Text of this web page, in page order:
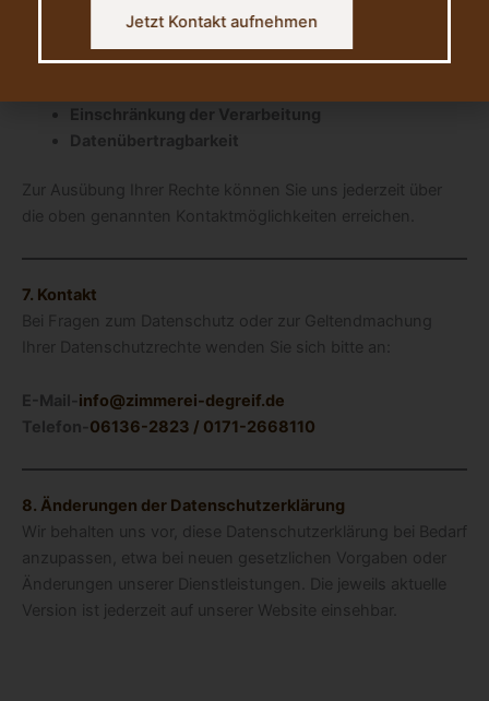
Aufbewahrungspflichten bestehen
Einschränkung der Verarbeitung
Datenübertragbarkeit
Zur Ausübung Ihrer Rechte können Sie uns jederzeit über
die oben genannten Kontaktmöglichkeiten erreichen.
7. Kontakt
Bei Fragen zum Datenschutz oder zur Geltendmachung
Ihrer Datenschutzrechte wenden Sie sich bitte an:
E-Mail-info@zimmerei-degreif.de
Telefon-06136-2823 / 0171-2668110
8. Änderungen der Datenschutzerklärung
Wir behalten uns vor, diese Datenschutzerklärung bei Bedarf
anzupassen, etwa bei neuen gesetzlichen Vorgaben oder
Änderungen unserer Dienstleistungen. Die jeweils aktuelle
Version ist jederzeit auf unserer Website einsehbar.
Jetzt Kontakt aufnehmen